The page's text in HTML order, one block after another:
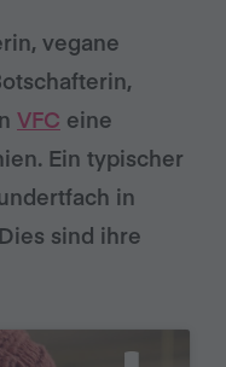
vegane
VFC eine
Ein typischer
in
sind ihre